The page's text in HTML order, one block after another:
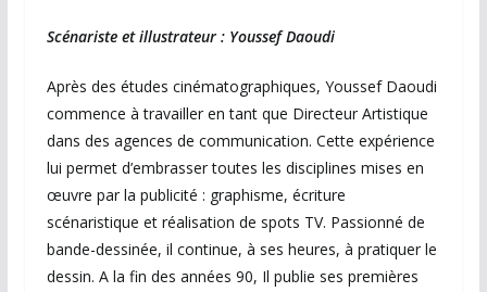
Scénariste et illustrateur : Youssef Daoudi
Après des études cinématographiques, Youssef Daoudi
commence à travailler en tant que Directeur Artistique
dans des agences de communication. Cette expérience
lui permet d’embrasser toutes les disciplines mises en
œuvre par la publicité : graphisme, écriture
scénaristique et réalisation de spots TV. Passionné de
bande-dessinée, il continue, à ses heures, à pratiquer le
dessin. A la fin des années 90, Il publie ses premières